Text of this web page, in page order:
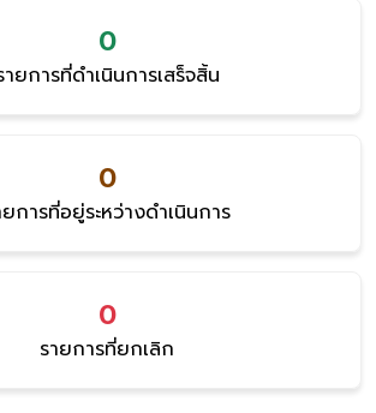
0
ายการที่ดำเนินการเสร็จสิ้น
0
ยการที่อยู่ระหว่างดำเนินการ
0
รายการที่ยกเลิก